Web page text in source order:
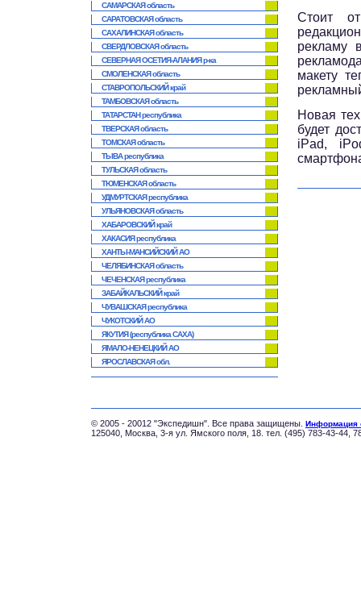
САМАРСКАЯ область
САРАТОВСКАЯ область
САХАЛИНСКАЯ область
СВЕРДЛОВСКАЯ область
СЕВЕРНАЯ ОСЕТИЯ-АЛАНИЯ р-ка
СМОЛЕНСКАЯ область
СТАВРОПОЛЬСКИЙ край
ТАМБОВСКАЯ область
ТАТАРСТАН республика
ТВЕРСКАЯ область
ТОМСКАЯ область
ТЫВА республика
ТУЛЬСКАЯ область
ТЮМЕНСКАЯ область
УДМУРТСКАЯ республика
УЛЬЯНОВСКАЯ область
ХАБАРОВСКИЙ край
ХАКАСИЯ республика
ХАНТЫ-МАНСИЙСКИЙ АО
ЧЕЛЯБИНСКАЯ область
ЧЕЧЕНСКАЯ республика
ЗАБАЙКАЛЬСКИЙ край
ЧУВАШСКАЯ республика
ЧУКОТСКИЙ АО
ЯКУТИЯ (республика САХА)
ЯМАЛО-НЕНЕЦКИЙ АО
ЯРОСЛАВСКАЯ обл.
Стоит
рекламу
макету
Новая
будет
iPad,
© 2005 - 20012 "Экспедишн". Все права защищены. Информация
125040, Москва, 3-я ул. Ямского поля, 18. тел. (495) 783-43-44,